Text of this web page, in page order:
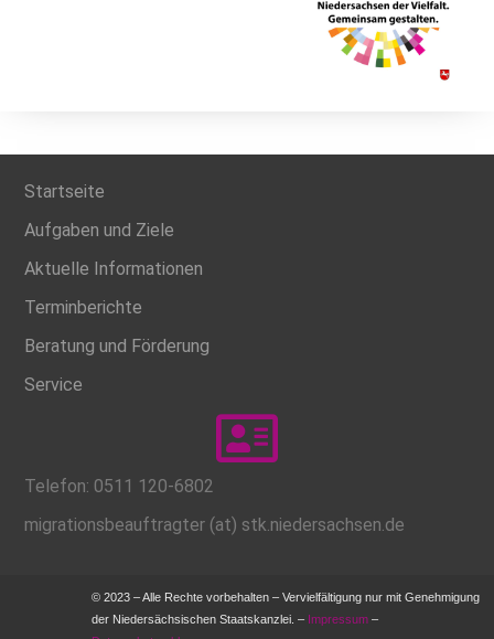
Startseite
Aufgaben und Ziele
Aktuelle Informationen
Terminberichte
Beratung und Förderung
Service
Telefon: 0511 120-6802
migrationsbeauftragter (at) stk.niedersachsen.de
© 2023 – Alle Rechte vorbehalten – Vervielfältigung nur mit Genehmigung
der Niedersächsischen Staatskanzlei. – Impressum –